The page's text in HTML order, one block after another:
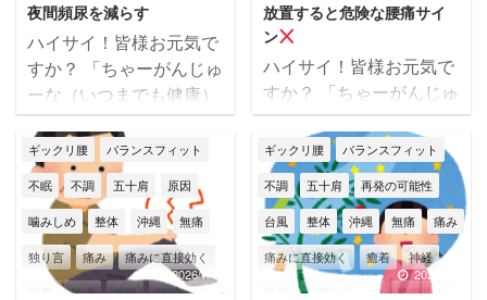
神経 筋膜 筋膜はがし
筋膜リリース 筋膜整体 肩こり
肩甲骨 肩痛 腰痛 膝 膝痛
自律神経失調症
那覇市 頭痛
夜間頻尿を減らす
ハイサイ！皆様お元気で
すか？ 「ちゃーがんじゅ
ーな（いつまでも健康）
人生を！」が合言葉
の・・・ 筋膜整体バラン
スフィットの大城です
(*^^)v もう7月も最終週
～本当にあっという間
皆様は夏バテ対策はバッ
チリですか？私は少々夏
神経 筋膜 筋膜はがし
筋膜リリース 筋膜整体 肩こり
肩痛 腰痛 膝痛 自律神経
身体不調 辛い 那覇国場店
那覇市 頭痛 首痛
放置すると危険な腰痛サイ
ン
ハイサイ！皆様お元気で
すか？ 「ちゃーがんじゅ
ーな（いつまでも健康）
人生を！」 筋膜整体バラ
ンスフィットの大城です
(*^^)v 沖縄は夏本番で
す！ とにかく、暑
い・・・ι(´Д｀υ)ｱﾂｨｰ 今
年は台風も多く、湿気や
ギックリ腰 バランスフィット
不眠 不調 五十肩 原因
噛みしめ 整体 沖縄 無痛
独り言 痛み 痛みに直接効く
神経 筋膜 筋膜はがし
2026/7/14
ギックリ腰 バランスフィット
不調 五十肩 再発の可能性
台風 整体 沖縄 無痛 痛み
痛みに直接効く 癒着 神経
筋膜リリース 筋膜整体
2026/7/7